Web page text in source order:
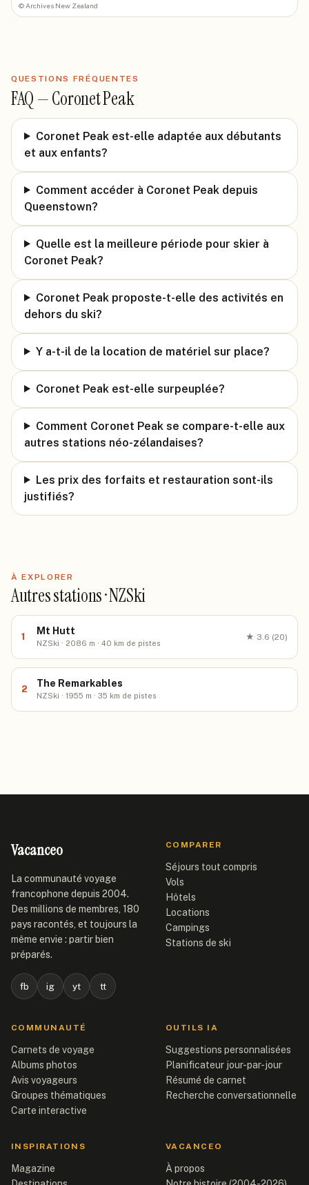
© Archives New Zealand
QUESTIONS FRÉQUENTES
FAQ —Coronet Peak
Coronet Peak est-elle adaptée aux débutants
et aux enfants?
Comment accéder à Coronet Peak depuis
Queenstown?
Quelle est la meilleure période pour skier à
Coronet Peak?
Coronet Peak proposte-t-elle des activités en
dehors du ski?
Y a-t-il de la location de matériel sur place?
Coronet Peak est-elle surpeuplée?
Comment Coronet Peak se compare-t-elle aux
autres stations néo-zélandaises?
Les prix des forfaits et restauration sont-ils
justifiés?
À EXPLORER
Autres stations · NZSki
1
Mt Hutt
NZSki · 2086 m · 40 km de pistes
★ 3.6 (20)
2
The Remarkables
NZSki · 1955 m · 35 km de pistes
Vacanceo
La communauté voyage
francophone depuis 2004.
Des millions de membres, 180
pays racontés, et toujours la
même envie : partir bien
préparés.
fb ig yt tt
COMPARER
Séjours tout compris
Vols
Hôtels
Locations
Campings
Stations de ski
COMMUNAUTÉ
Carnets de voyage
Albums photos
Avis voyageurs
Groupes thématiques
Carte interactive
OUTILS IA
Suggestions personnalisées
Planificateur jour-par-jour
Résumé de carnet
Recherche conversationnelle
INSPIRATIONS
Magazine
VACANCEO
À propos